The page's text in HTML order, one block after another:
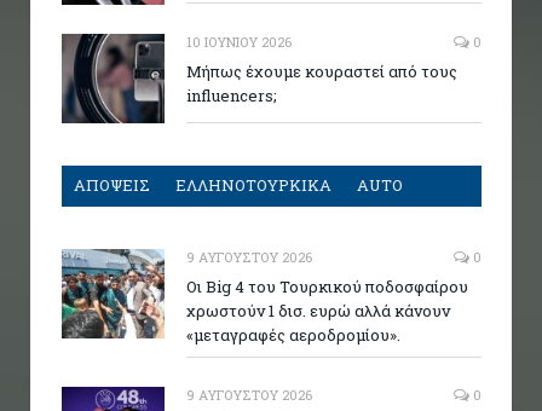
10 ΙΟΥΝΊΟΥ 2026 0
Μήπως έχουμε κουραστεί από τους
influencers;
ΑΠΟΨΕΙΣ ΕΛΛΗΝΟΤΟΥΡΚΙΚΑ AUTO
9 ΑΥΓΟΎΣΤΟΥ 2026 0
Οι Big 4 του Τουρκικού ποδοσφαίρου
χρωστούν 1 δισ. ευρώ αλλά κάνουν
«μεταγραφές αεροδρομίου».
9 ΑΥΓΟΎΣΤΟΥ 2026 0